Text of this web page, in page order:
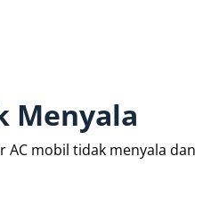
Menyala
mobil tidak menyala dan